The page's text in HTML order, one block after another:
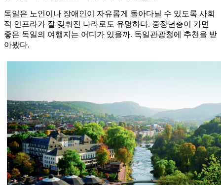
독일은 노인이나 장애인이 자유롭게 돌아다닐 수 있도록 사회
적 인프라가 잘 갖춰진 나라로도 유명하다. 중장년층이 가면
좋은 독일의 여행지는 어디가 있을까. 독일관광청에 추천을 받
아봤다.